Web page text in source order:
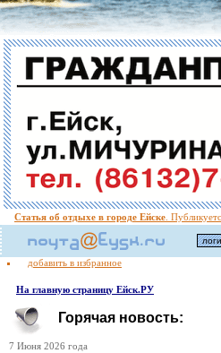
Статья об отдыхе в городе Ейске .
добавить в избранное
На главную страницу Ейск.РУ
Горячая новость:
7 Июня 2026 года